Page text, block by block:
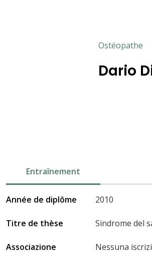
Ostéopathe
Dario
Entraînement
Année de diplôme 2010
Titre de thèse Sindrome del
Associazione Nessuna